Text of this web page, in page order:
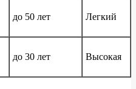
до 50 лет Легкий
до 30 лет Высокая